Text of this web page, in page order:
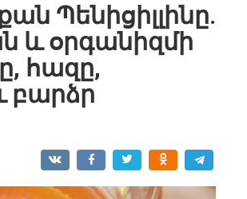
Պենիցիլլինը.
և օրգանիզմի
հազը,
բարձր